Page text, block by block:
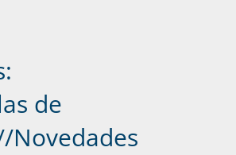
de
Novedades